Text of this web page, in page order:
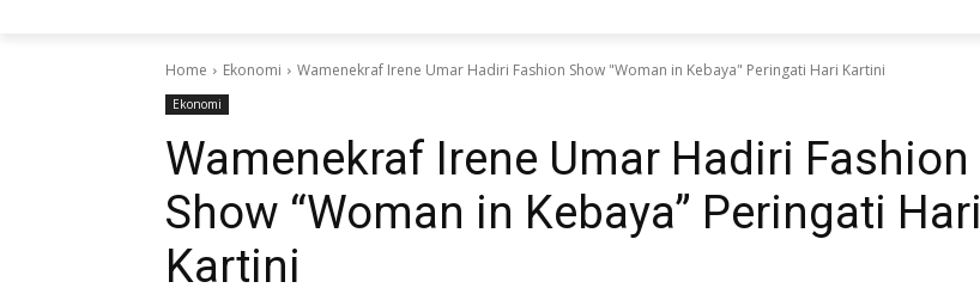
Home Ekonomi Wamenekraf Irene Umar Hadiri Fashion Show "Woman in Kebaya" Peringati Hari Kartini
Ekonomi
Wamenekraf Irene Umar Hadiri Fashion
Show “Woman in Kebaya” Peringati Hari
Kartini